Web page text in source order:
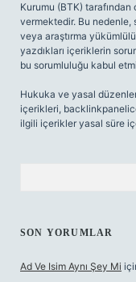
Kurumu (BTK) tarafından
vermektedir. Bu
veya araştırma
yazdıkları içeriklerin
bu sorumluluğu kabul
Hukuka ve yasal
içerikleri,
ilgili içerikler yasal süre
SON YORUMLAR
Ad Ve Isim Aynı Şey Mi